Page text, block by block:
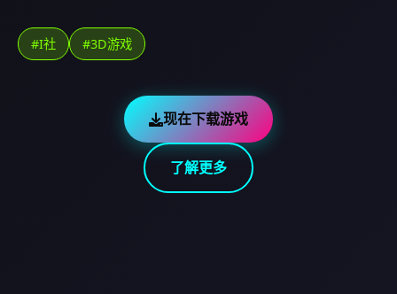
#I社 #3D游戏
现在下载游戏
了解更多